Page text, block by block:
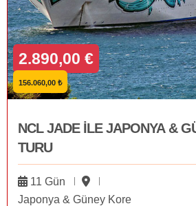
2.890,00 €
156.060,00 ₺
NCL JADE İLE JAPONYA &
TURU
11 Gün
Japonya & Güney Kore